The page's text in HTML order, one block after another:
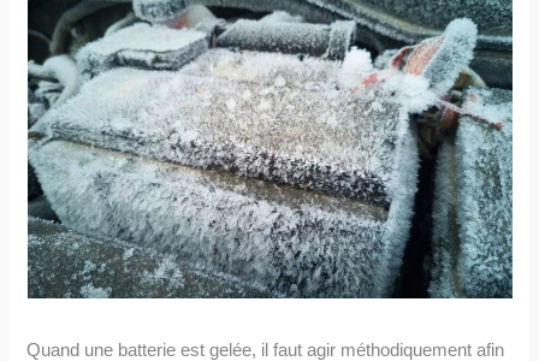
Quand une batterie est gelée, il faut agir méthodiquement afin